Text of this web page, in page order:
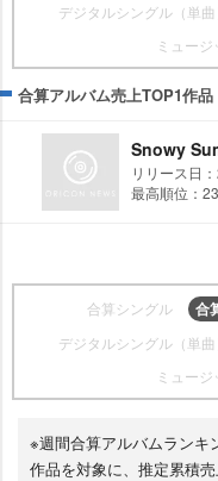
デジタルシングル（単曲
ミュー
合算アルバム売上TOP1作品
Snowy
リリース日
最高順位：
合算シングル 合
デジタルシングル（単曲
ミュー
※週間合算アルバムランキ
作品を対象に、推定累積